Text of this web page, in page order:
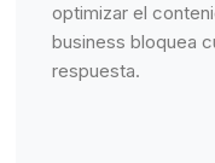
optimizar el
business bloquea
respuesta.